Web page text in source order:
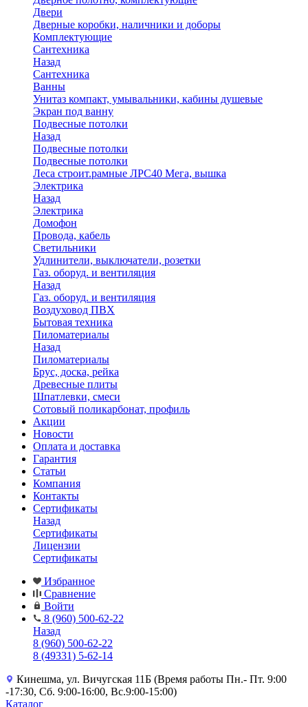
Двери
Дверные коробки, наличники и доборы
Комплектующие
Сантехника
Назад
Сантехника
Ванны
Унитаз компакт, умывальники, кабины душевые
Экран под ванну
Подвесные потолки
Назад
Подвесные потолки
Подвесные потолки
Леса строит.рамные ЛРС40 Мега, вышка
Электрика
Назад
Электрика
Домофон
Провода, кабель
Светильники
Удлинители, выключатели, розетки
Газ. оборуд. и вентиляция
Назад
Газ. оборуд. и вентиляция
Воздуховод ПВХ
Бытовая техника
Пиломатериалы
Назад
Пиломатериалы
Брус, доска, рейка
Древесные плиты
Шпатлевки, смеси
Сотовый поликарбонат, профиль
Акции
Новости
Оплата и доставка
Гарантия
Статьи
Компания
Контакты
Сертификаты
Назад
Сертификаты
Лицензии
Сертификаты
Избранное
Сравнение
Войти
8 (960) 500-62-22
Назад
8 (960) 500-62-22
8 (49331) 5-62-14
Кинешма, ул. Вичугская 11Б (Время работы Пн.- Пт. 9:00
-17:30, Сб. 9:00-16:00, Вс.9:00-15:00)
Каталог